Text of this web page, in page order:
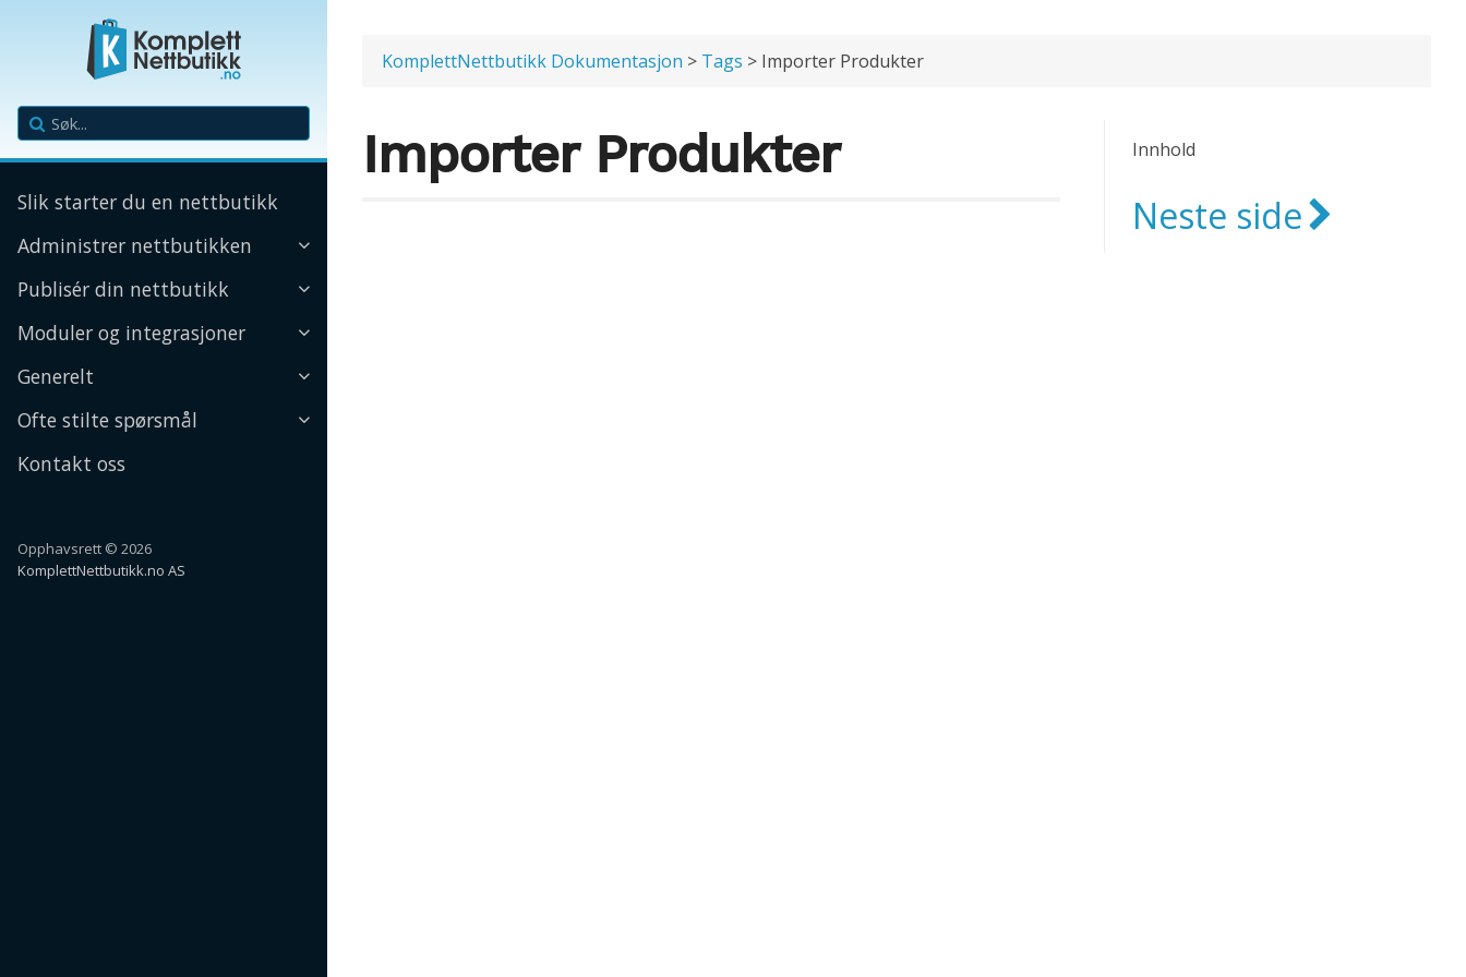
Slik starter du en nettbutikk
Administrer nettbutikken
Publisér din nettbutikk
Moduler og integrasjoner
Generelt
Ofte stilte spørsmål
Kontakt oss
Opphavsrett © 2026
KomplettNettbutikk.no AS
KomplettNettbutikk Dokumentasjon > Tags > Importer Produkter
Innhold
Neste side
Importer Produkter